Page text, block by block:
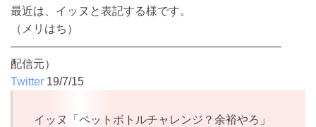
最近は、イッヌと表記する様です。
（メリはち）
————————————————————————
配信元）
Twitter 19/7/15
イッヌ「ペットボトルチャレンジ？余裕やろ」